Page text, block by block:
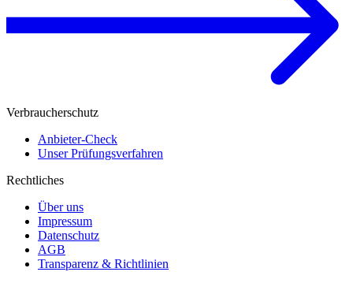
Verbraucherschutz
Anbieter-Check
Unser Prüfungsverfahren
Rechtliches
Über uns
Impressum
Datenschutz
AGB
Transparenz & Richtlinien